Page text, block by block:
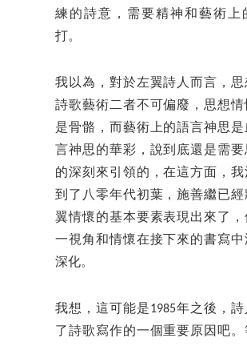
練的詩意，需要精神和藝術上
打。
我以為，對於左翼詩人而言，思
詩歌藝術二者不可偏廢，思想情
是骨骼，而藝術上的語言神思
言神思的華彩，說到底還是需要
的深刻來引領的，在這方面，我
到了八零年代初葉，施善繼已經
翼情懷的基本要素表現出來了，
一視角和情懷在接下來的書寫中
深化。
我想，這可能是1985年之後，
了詩歌寫作的一個重要原因吧